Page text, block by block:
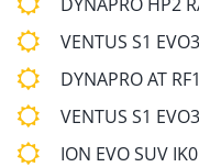
VENTUS S1
DYNAPRO AT
VENTUS S1
ION EVO SUV